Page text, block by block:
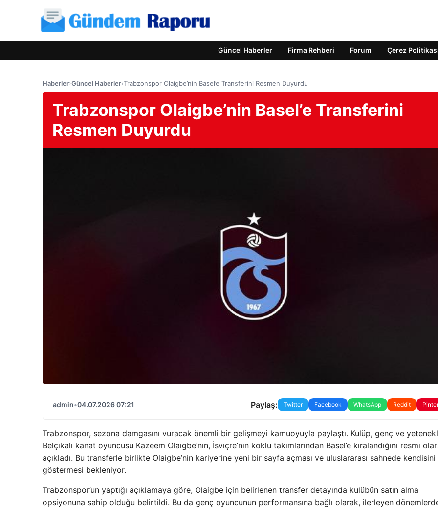
Güncel Haberler Firma Rehberi Forum Çerez Politikası
Haberler›Güncel Haberler›Trabzonspor Olaigbe’nin Basel’e Transferini Resmen Duyurdu
Trabzonspor Olaigbe’nin Basel’e Transferini
Resmen Duyurdu
admin•04.07.2026 07:21 Paylaş: Twitter Facebook WhatsApp Reddit
Trabzonspor, sezona damgasını vuracak önemli bir gelişmeyi kamuoyuyla paylaştı. Kulüp, genç ve
Belçikalı kanat oyuncusu Kazeem Olaigbe’nin, İsviçre’nin köklü takımlarından Basel’e kiralandığını resmi
açıkladı. Bu transferle birlikte Olaigbe’nin kariyerine yeni bir sayfa açması ve uluslararası sahnede kendisini
göstermesi bekleniyor.
Trabzonspor’un yaptığı açıklamaya göre, Olaigbe için belirlenen transfer detayında kulübün satın alma
opsiyonuna sahip olduğu belirtildi. Bu da genç oyuncunun performansına bağlı olarak, ilerleyen dönemlerde